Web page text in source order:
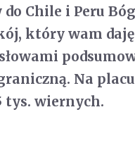
do Chile i Peru
który wam
Na placu
tys. wiernych.